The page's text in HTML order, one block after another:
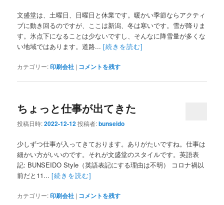
文盛堂は、土曜日、日曜日と休業です。暖かい季節ならアクティ
ブに動き回るのですが、ここは新潟、冬は寒いです。雪が降りま
す。氷点下になることは少ないですし、そんなに降雪量が多くな
い地域ではあります。道路...[続きを読む]
カテゴリー:印刷会社 | コメントを残す
ちょっと仕事が出てきた
投稿日時:2022-12-12投稿者:bunseido
少しずつ仕事が入ってきております。ありがたいですね。仕事は
細かい方がいいのです。それが文盛堂のスタイルです。英語表
記: BUNSEIDO Style（英語表記にする理由は不明） コロナ禍以
前だと11...[続きを読む]
カテゴリー:印刷会社 | コメントを残す